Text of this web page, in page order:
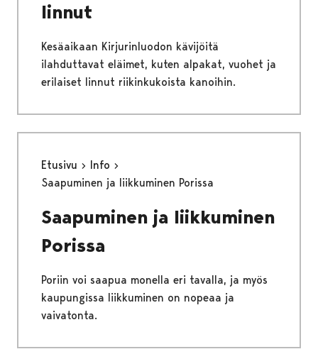
linnut
Kesäaikaan Kirjurinluodon kävijöitä
ilahduttavat eläimet, kuten alpakat, vuohet ja
erilaiset linnut riikinkukoista kanoihin.
Etusivu
Info
Saapuminen ja liikkuminen Porissa
Saapuminen ja liikkuminen
Porissa
Poriin voi saapua monella eri tavalla, ja myös
kaupungissa liikkuminen on nopeaa ja
vaivatonta.